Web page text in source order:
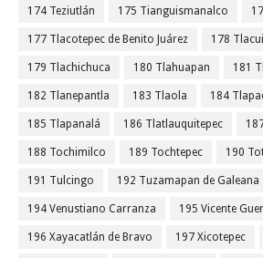
174 Teziutlán 175 Tianguismanalco
177 Tlacotepec de Benito Juárez 178
179 Tlachichuca 180 Tlahuapan 181
182 Tlanepantla 183 Tlaola 184
185 Tlapanalá 186 Tlatlauquitepec
188 Tochimilco 189 Tochtepec 190
191 Tulcingo 192 Tuzamapan de Galeana
194 Venustiano Carranza 195 Vicente
196 Xayacatlán de Bravo 197 Xicotepec